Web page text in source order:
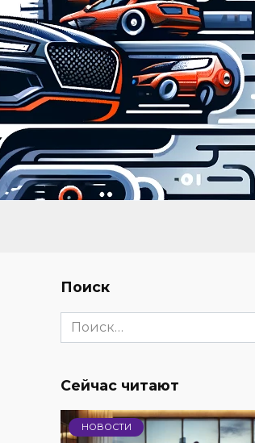
Поиск
Search
for:
Сейчас читают
НОВОСТИ